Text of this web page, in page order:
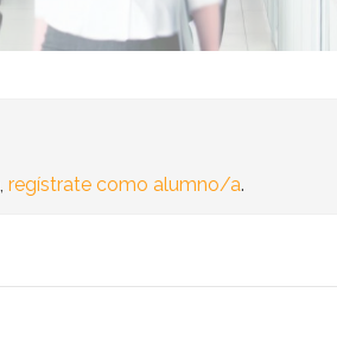
regístrate como alumno/a.